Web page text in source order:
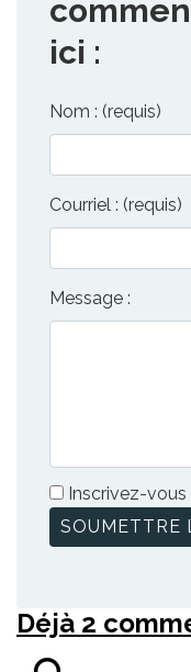
ici :
Nom : (requis)
Courriel : (requis)
Message :
Inscrivez-
Déjà 2